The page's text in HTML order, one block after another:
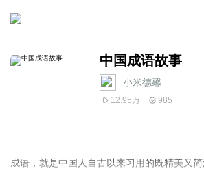
中国成语故事
小米德馨
12.95万 985
成语，就是中国人自古以来习用的既精美又